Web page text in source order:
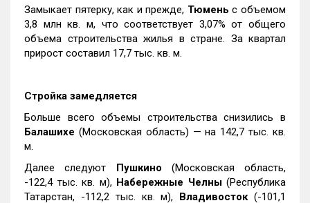
Замыкает пятерку, как и прежде, Тюмень с объемом
3,8 млн кв. м, что соответствует 3,07% от общего
объема строительства жилья в стране. За квартал
прирост составил 17,7 тыс. кв. м.
Стройка замедляется
Больше всего объемы строительства снизились в
Балашихе (Московская область) — на 142,7 тыс. кв.
м.
Далее следуют Пушкино (Московская область,
-122,4 тыс. кв. м), Набережные Челны(Республика
Татарстан, -112,2 тыс. кв. м), Владивосток(-101,1